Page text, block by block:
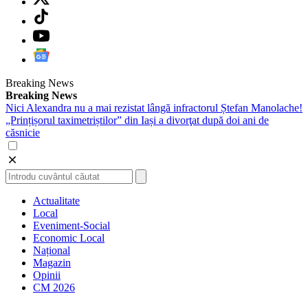
Breaking News
Breaking News
Nici Alexandra nu a mai rezistat lângă infractorul Ștefan Manolache!
„Prințișorul taximetriștilor” din Iași a divorţat după doi ani de
căsnicie
Actualitate
Local
Eveniment-Social
Economic Local
Național
Magazin
Opinii
CM 2026